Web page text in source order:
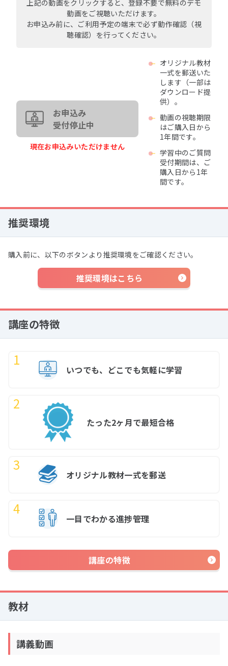
上記の動画をクリックすると、登録不要で無料のデモ
動画をご視聴いただけます。
お申込み前に、ご利用予定の端末で必ず動作確認（視
聴確認）を行ってください。
お申込み
受付停止中
現在お申込みいただけません
オリジナル教材
一式を郵送いた
します（一部は
ダウンロード提
供）。
動画の視聴期限
はご購入日から
1年間です。
学習中のご質問
受付期間は、ご
購入日から1年
間です。
推奨環境
購入前に、以下のボタンより推奨環境をご確認ください。
推奨環境はこちら
講座の特徴
いつでも、どこでも気軽に学習
たった2ヶ月で最短合格
オリジナル教材一式を郵送
一目でわかる進捗管理
講座の特徴
教材
講義動画